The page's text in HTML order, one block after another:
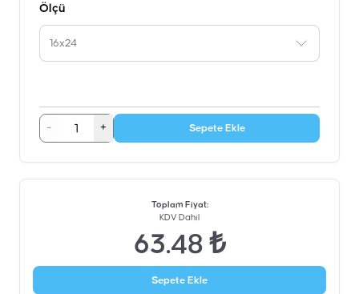
Ölçü
16x24
- + Sepete Ekle
Toplam Fiyat:
KDV Dahil
63.48 ₺
Sepete Ekle